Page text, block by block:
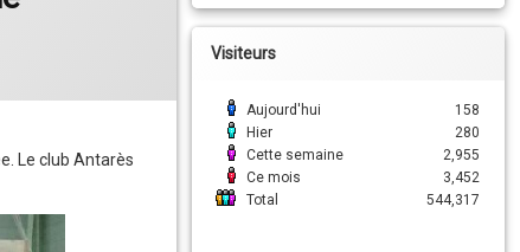
Le club Antarès
Visiteurs
Aujourd'hui
158
Hier
280
Cette semaine
2,955
Ce mois
3,452
Total
544,317